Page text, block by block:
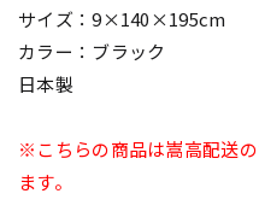
サイズ：9×140×195cm
カラー：ブラック
日本製
※こちらの商品は嵩高配送
ます。